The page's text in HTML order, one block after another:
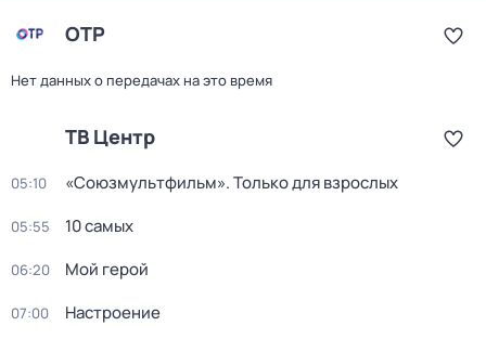
ОТР
Нет данных о передачах на это время
ТВ Центр
05:10 «Союзмультфильм». Только для взрослых
05:55 10 самых
06:20 Мой герой
07:00 Настроение